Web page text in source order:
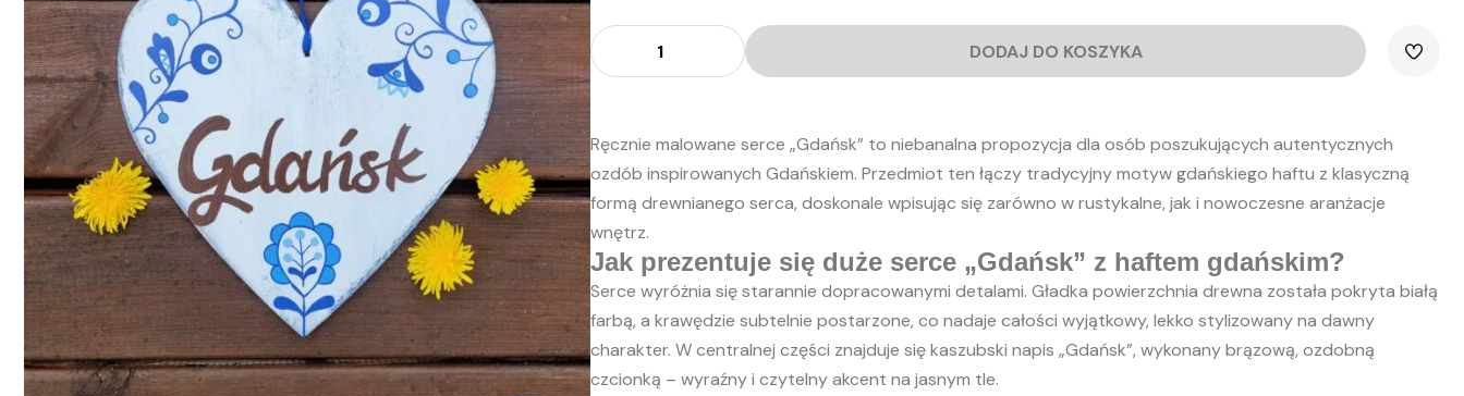
ilość
Serce
z
haftem
DODAJ DO KOSZYKA
Ręcznie malowane serce „Gdańsk” to niebanalna propozycja dla osób poszukujących autentycznych
ozdób inspirowanych Gdańskiem. Przedmiot ten łączy tradycyjny motyw gdańskiego haftu z klasyczną
formą drewnianego serca, doskonale wpisując się zarówno w rustykalne, jak i nowoczesne aranżacje
wnętrz.
Jak prezentuje się duże serce „Gdańsk” z haftem gdańskim?
Serce wyróżnia się starannie dopracowanymi detalami. Gładka powierzchnia drewna została pokryta białą
farbą, a krawędzie subtelnie postarzone, co nadaje całości wyjątkowy, lekko stylizowany na dawny
charakter. W centralnej części znajduje się kaszubski napis „Gdańsk”, wykonany brązową, ozdobną
czcionką – wyraźny i czytelny akcent na jasnym tle.